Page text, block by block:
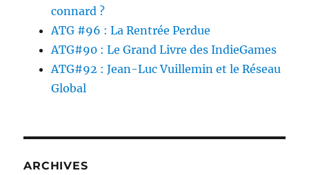
connard ?
ATG #96 : La Rentrée Perdue
ATG#90 : Le Grand Livre des IndieGames
ATG#92 : Jean-Luc Vuillemin et le Réseau
Global
ARCHIVES